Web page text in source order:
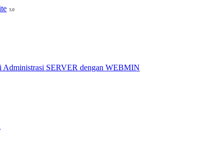
5.0
Administrasi SERVER dengan WEBMIN